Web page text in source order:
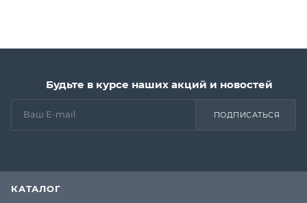
Будьте в курсе наших акций и новостей
ПОДПИСАТЬСЯ
КАТАЛОГ